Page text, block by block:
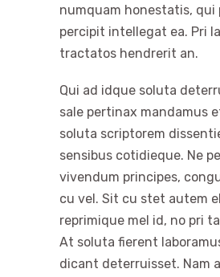
numquam honestatis, qui
percipit intellegat ea. Pri
tractatos hendrerit an.
Qui ad idque soluta
sale pertinax mandamus
soluta scriptorem
sensibus cotidieque. Ne
vivendum principes,
cu vel. Sit cu stet autem
reprimique mel id, no pri
At soluta fierent
dicant deterruisset. Nam